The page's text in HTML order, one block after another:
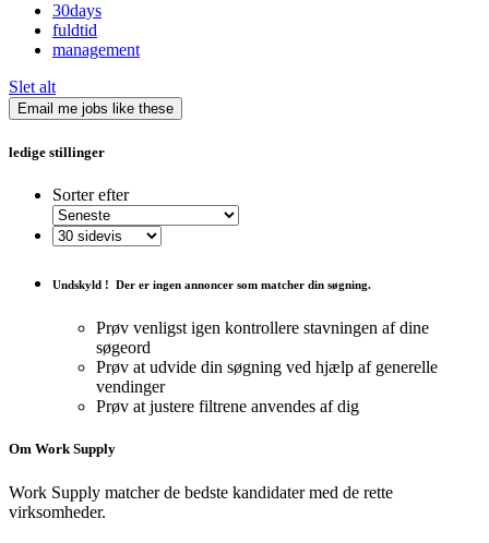
30days
fuldtid
management
Slet alt
Email me jobs like these
ledige stillinger
Sorter efter
Undskyld ! Der er ingen annoncer som matcher din søgning.
Prøv venligst igen kontrollere stavningen af ​​dine
søgeord
Prøv at udvide din søgning ved hjælp af generelle
vendinger
Prøv at justere filtrene anvendes af dig
Om Work Supply
Work Supply matcher de bedste kandidater med de rette
virksomheder.